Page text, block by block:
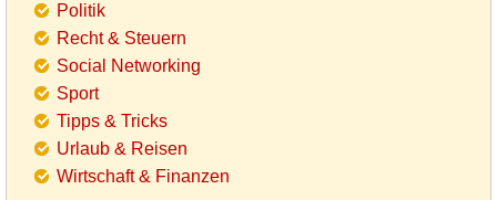
Politik
Recht & Steuern
Social Networking
Sport
Tipps & Tricks
Urlaub & Reisen
Wirtschaft & Finanzen